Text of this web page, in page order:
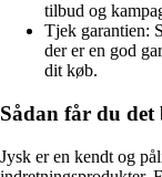
tilbud og
Tjek garantien:
der er en god
dit køb.
Sådan får du det
Jysk er en kendt og